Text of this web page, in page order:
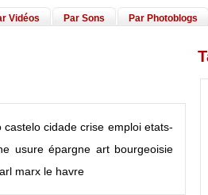
Vidéos Par Sons Par Photoblogs
castelo cidade crise emploi etats-
usure épargne art bourgeoisie
marx le havre